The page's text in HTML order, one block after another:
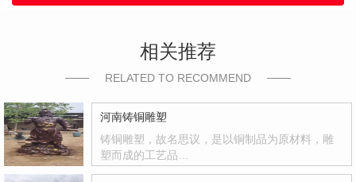
相关推荐
RELATED TO RECOMMEND
河南铸铜雕塑
铸铜雕塑，故名思议，是以铜制品为原材料，雕
塑而成的工艺品…